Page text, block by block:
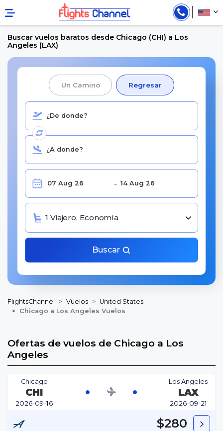
Buscar vuelos baratos desde Chicago (CHI) a Los
Angeles (LAX)
Un Camino Regresar
1 Viajero, Economía
Buscar
FlightsChannel Vuelos
United States
Chicago a Los Angeles Vuelos
Ofertas de vuelos de Chicago a Los
Angeles
Chicago
CHI
2026-09-16
Los Angeles
LAX
2026-09-21
$280